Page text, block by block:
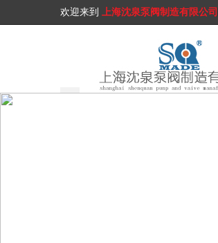
欢迎来到 上海沈泉泵阀制造有限公司